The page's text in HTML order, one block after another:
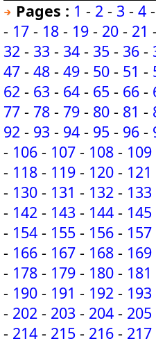
Pages : 1 - 2 - 3 - 4 -
- 17 - 18 - 19 - 20 - 21 -
32 - 33 - 34 - 35 - 36 -
47 - 48 - 49 - 50 - 51 -
62 - 63 - 64 - 65 - 66 -
77 - 78 - 79 - 80 - 81 -
92 - 93 - 94 - 95 - 96 -
- 106 - 107 - 108 - 109
- 118 - 119 - 120 - 121
- 130 - 131 - 132 - 133
- 142 - 143 - 144 - 145
- 154 - 155 - 156 - 157
- 166 - 167 - 168 - 169
- 178 - 179 - 180 - 181
- 190 - 191 - 192 - 193
- 202 - 203 - 204 - 205
- 214 - 215 - 216 - 217